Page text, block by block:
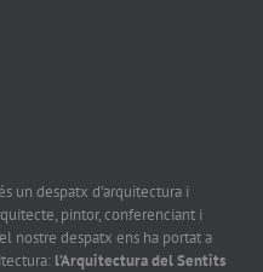
un despatx d’arquitectura i
pintor, conferenciant i
nostre despatx ens ha portat a
l’Arquitectura del Sentits